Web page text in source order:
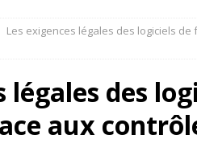
Les exigences légales des logiciels
légales des
aux